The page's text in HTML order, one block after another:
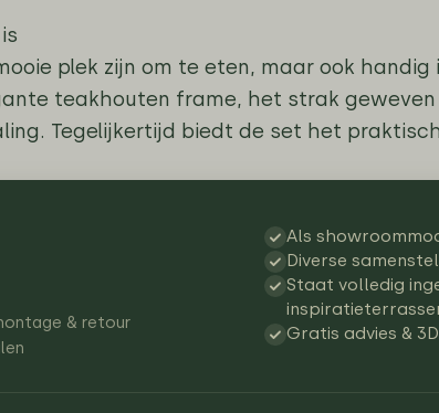
plek zijn om te eten, maar ook handig
teakhouten frame, het strak
Tegelijkertijd biedt de set het
& retour
Als
Diverse
Staat volledig
Gratis advies &